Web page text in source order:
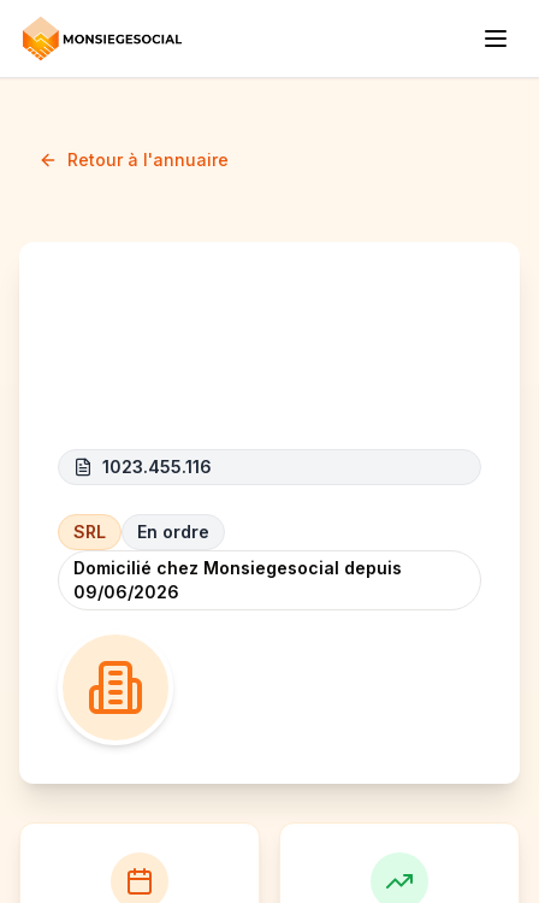
Retour à l'annuaire
1023.455.116
SRL
En ordre
Domicilié chez Monsiegesocial depuis
09/06/2026